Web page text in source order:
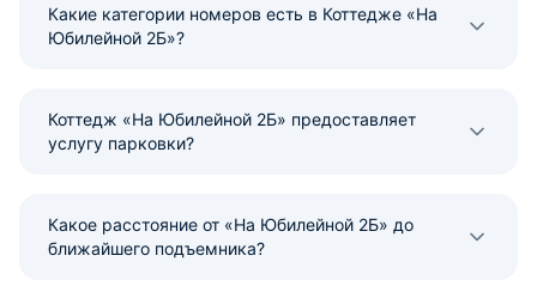
Какие категории номеров есть в Коттедже «На
Юбилейной 2Б»?
Коттедж «На Юбилейной 2Б» предоставляет
услугу парковки?
Какое расстояние от «На Юбилейной 2Б» до
ближайшего подъемника?